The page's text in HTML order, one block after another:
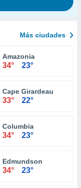
Más ciudades
Amazonia
34° 23°
Cape Girardeau
33° 22°
Columbia
34° 23°
Edmundson
34° 23°